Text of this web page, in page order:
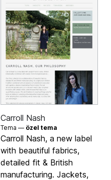
Carroll Nash
Tema — özel tema
Carroll Nash, a new label
with beautiful fabrics,
detailed fit & British
manufacturing. Jackets,